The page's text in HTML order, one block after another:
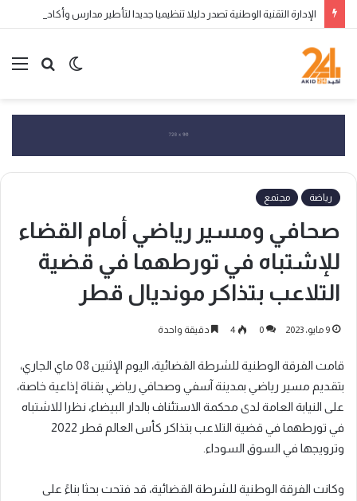
بحث
الوضع
رياضة مجتمع
صحافي ومسير رياضي أمام القضاء
للإشتباه في تورطهما في قضية
التلاعب بتذاكر مونديال قطر
9 مايو، 2023 0
4 دقيقة واحدة
قامت الفرقة الوطنية للشرطة القضائية، اليوم الإثنين 08 ماي الجاري،
بتقديم مسير رياضي بمدينة آسفي وصحافي رياضي بقناة إذاعية خاصة،
على النيابة العامة لدى محكمة الاستئناف بالدار البيضاء، نظرا للاشتباه
في تورطهما في قضية التلاعب بتذاكر كأس العالم قطر 2022
وترويجها في السوق السوداء.
وكانت الفرقة الوطنية للشرطة القضائية، قد فتحت بحثا بناءً على